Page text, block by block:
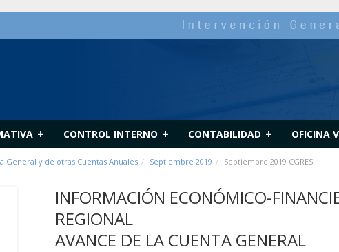
+ CONTROL INTERNO + CONTABILIDAD + OFICINA
General y de otras Cuentas Anuales Septiembre 2019 Septiembre 2019 CGRES
INFORMACIÓN ECONÓMICO-
REGIONAL
AVANCE DE LA CUENTA GENERAL